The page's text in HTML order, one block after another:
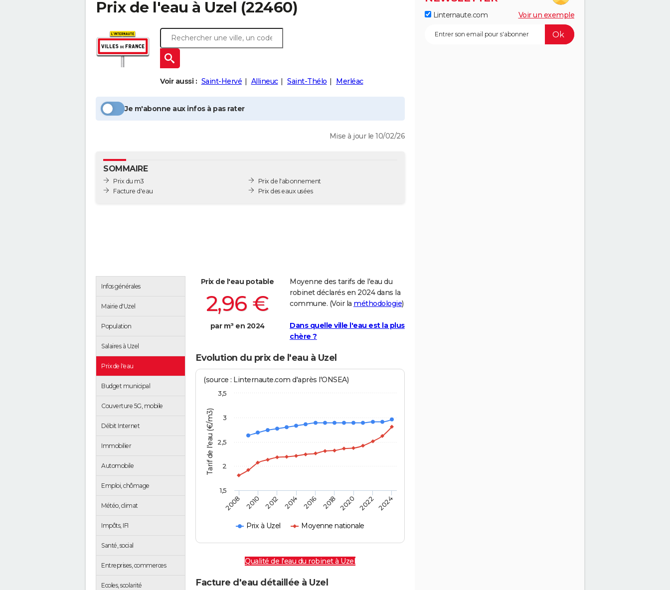
Prix de l'eau à Uzel (22460)
Voir aussi : Saint-Hervé Allineuc Saint-Thélo Merléac
Je m'abonne aux infos à pas rater
Mise à jour le 10/02/26
SOMMAIRE
Prix du m3
Facture d'eau
Prix de l'abonnement
Prix des eaux usées
Infos générales
Mairie d'Uzel
Population
Salaires à Uzel
Prix de l'eau
Budget municipal
Couverture 5G, mobile
Débit Internet
Immobilier
Automobile
Emploi, chômage
Météo, climat
Impôts, IFI
Santé, social
Entreprises, commerces
Ecoles, scolarité
Prix de l'eau potable
2,96 €
par m³ en 2024
Moyenne des tarifs de l'eau du
robinet déclarés en 2024 dans la
commune. (Voir la méthodologie)
Dans quelle ville l'eau est la plus
chère ?
Evolution du prix de l'eau à Uzel
Tarif de l'eau (€/m3)
(source : Linternaute.com d'après l'ONSEA)
Prix à Uzel Moyenne nationale
2008 2010 2012 2014 2016 2018 2020 2022 2024
1,5
2
2,5
3
3,5
Qualité de l'eau du robinet à Uzel
Facture d'eau détaillée à Uzel
Linternaute.com Voir un exemple